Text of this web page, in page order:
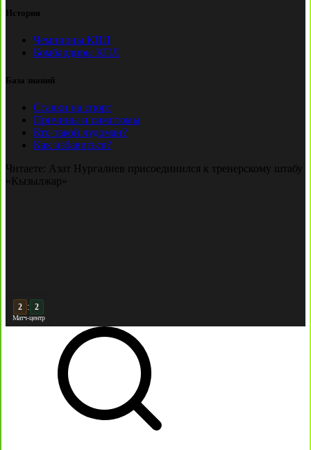
История
Чемпионы КПЛ
Бомбардиры КПЛ
База знаний
Ставки на спорт
Причины и симптомы
Кто такой лудоман?
Как избавиться?
Читаете: Азат Нургалиев присоединился к тренерскому штабу
«Кызылжар»
3 :
Матч-центр